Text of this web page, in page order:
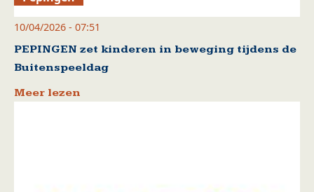
10/04/2026 - 07:51
PEPINGEN zet kinderen in beweging tijdens de
Buitenspeeldag
Meer lezen